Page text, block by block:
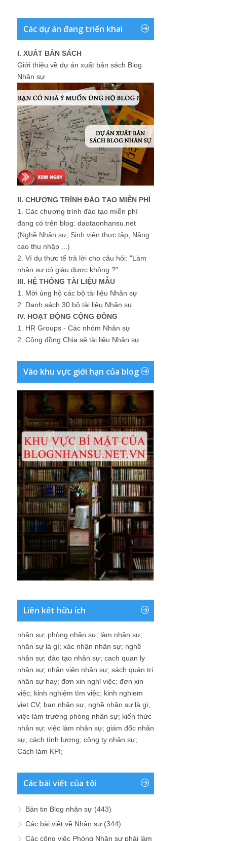
Các dự án đang triển khai
I. XUẤT BẢN SÁCH
Giới thiệu về dự án xuất bản sách Blog
Nhân sự
II. CHƯƠNG TRÌNH ĐÀO TẠO MIỄN PHÍ
1. Các chương trình đào tạo miễn phí
đang có trên blog: daotaonhansu.net
(Nghề Nhân sự, Sinh viên thực tập, Nâng
cao thu nhập ...)
2. Ví dụ thực tế trả lời cho câu hỏi: "Làm
nhân sự có giàu được không ?"
III. HỆ THỐNG TÀI LIỆU MẪU
1. Mời ủng hộ các bộ tài liệu Nhân sự
2. Danh sách 30 bộ tài liệu Nhân sự
IV. HOẠT ĐỘNG CỘNG ĐỒNG
1. HR Groups - Các nhóm Nhân sự
2. Cộng đồng Chia sẻ tài liệu Nhân sự
Vào khu vực giới hạn của blog
Liên kết hữu ích
nhân sự; phòng nhân sự; làm nhân sự;
nhân sự là gì; xác nhận nhân sự; nghề
nhân sự; đào tạo nhân sự; cach quan ly
nhân sự; nhân viên nhân sự; sách quản trị
nhân sự hay; đơn xin nghỉ việc; đơn xin
việc; kinh nghiệm tìm việc; kinh nghiem
viet CV; ban nhân sự; nghề nhân sự là gì;
việc làm trưởng phòng nhân sự; kiến thức
nhân sự; việc làm nhân sự; giám đốc nhân
sự; cách tính lương; công ty nhân sự;
Cách làm KPI;
Các bài viết của tôi
Bản tin Blog nhân sự (443)
Các bài viết về Nhân sự (344)
Các công việc Phòng Nhân sự phải làm